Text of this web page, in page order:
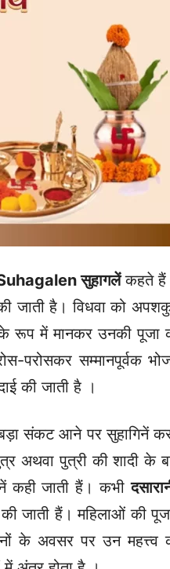
सुहागलेंकहते हैं
जाती है। विधवा को
रूप में मानकर उनकी पूजा
परोसकर सम्मानपूर्वक
की जाती है ।
संकट आने पर सुहागिनें
अथवा पुत्री की शादी के
कही जाती हैं। कभी
जाती हैं। महिलाओं की
के अवसर पर उन महत्त्व